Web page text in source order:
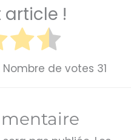
article !
Nombre de votes 31